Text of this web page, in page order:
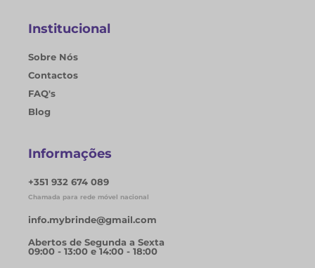
Institucional
Sobre Nós
Contactos
FAQ's
Blog
Informações
+351 932 674 089
Chamada para rede móvel nacional
info.mybrinde@gmail.com
Abertos de Segunda a Sexta
09:00 - 13:00 e 14:00 - 18:00